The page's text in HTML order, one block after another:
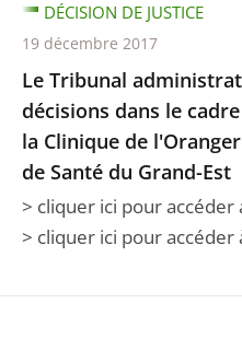
Le Tribunal
décisions dans le
la Clinique de
de Santé du Grand-Est
> cliquer ici pour
> cliquer ici pour accéder
DÉCISION DE JUSTICE
19 décembre 2017